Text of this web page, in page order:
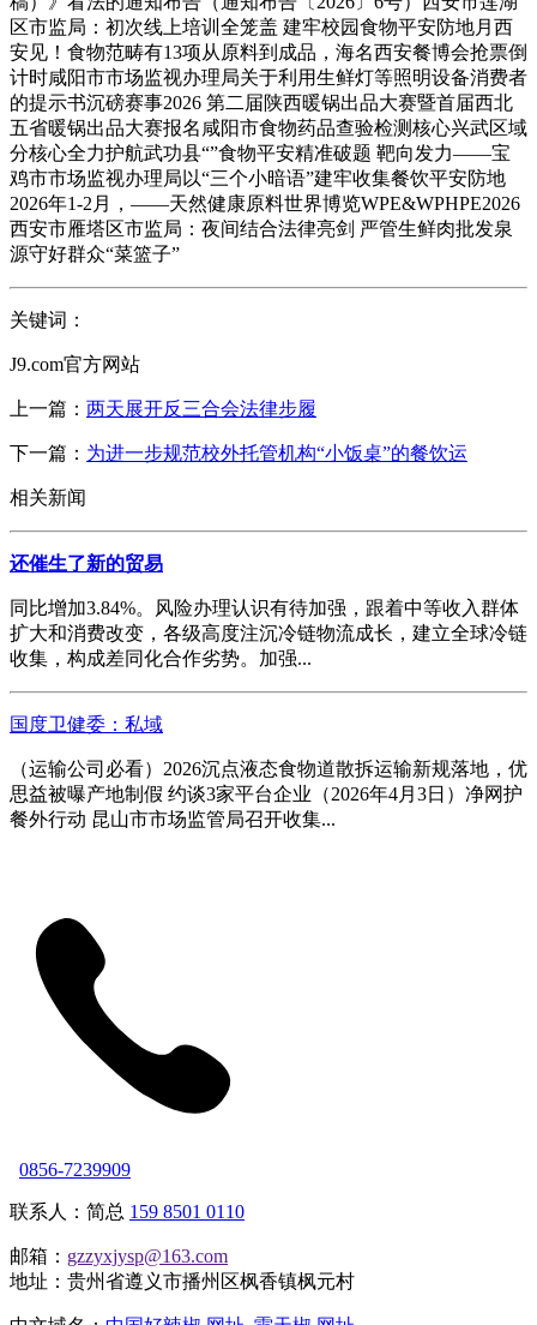
区市监局：初次线上培训全笼盖 建牢校园食物平安防地月西
安见！食物范畴有13项从原料到成品，海名西安餐博会抢票倒
计时咸阳市市场监视办理局关于利用生鲜灯等照明设备消费者
的提示书沉磅赛事2026 第二届陕西暖锅出品大赛暨首届西北
五省暖锅出品大赛报名咸阳市食物药品查验检测核心兴武区域
分核心全力护航武功县“”食物平安精准破题 靶向发力——宝
鸡市市场监视办理局以“三个小暗语”建牢收集餐饮平安防地
2026年1-2月，——天然健康原料世界博览WPE&WPHPE2026
西安市雁塔区市监局：夜间结合法律亮剑 严管生鲜肉批发泉
源守好群众“菜篮子”
关键词：
J9.com官方网站
上一篇： 两天展开反三合会法律步履
下一篇： 为进一步规范校外托管机构“小饭桌”的餐饮运
相关新闻
还催生了新的贸易
同比增加3.84%。风险办理认识有待加强，跟着中等收入群体
扩大和消费改变，各级高度注沉冷链物流成长，建立全球冷链
收集，构成差同化合作劣势。加强...
国度卫健委：私域
（运输公司必看）2026沉点液态食物道散拆运输新规落地，优
思益被曝产地制假 约谈3家平台企业（2026年4月3日）净网护
餐外行动 昆山市市场监管局召开收集...
0856-7239909
联系人：简总 159 8501 0110
邮箱： gzzyxjysp@163.com
地址：贵州省遵义市播州区枫香镇枫元村